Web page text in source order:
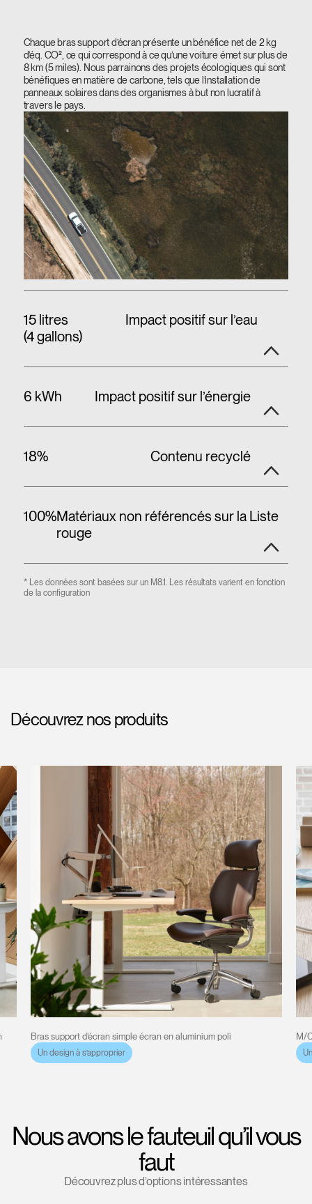
Chaque bras support d’écran présente un bénéfice net de 2 kg
d’éq. CO², ce qui correspond à ce qu’une voiture émet sur plus de
8 km (5 miles). Nous parrainons des projets écologiques qui sont
bénéfiques en matière de carbone, tels que l’installation de
panneaux solaires dans des organismes à but non lucratif à
travers le pays.
15 litres
(4 gallons)
Impact positif sur l’eau
6 kWh Impact positif sur l’énergie
18% Contenu recyclé
100%Matériaux non référencés sur la Liste
rouge
* Les données sont basées sur un M8.1. Les résultats varient en fonction
de la configuration
Découvrez nos produits
Bras support d’écran simple écran en aluminium poli
Un design à s’approprier
M/
Nous avons le fauteuil qu’il vous
faut
Découvrez plus d’options intéressantes